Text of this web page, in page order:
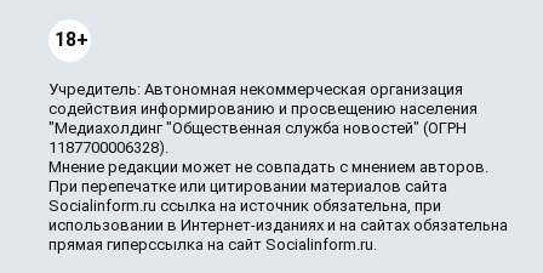
18+
Учредитель: Автономная некоммерческая организация
содействия информированию и просвещению населения
"Медиахолдинг "Общественная служба новостей" (ОГРН
1187700006328).
Мнение редакции может не совпадать с мнением авторов.
При перепечатке или цитировании материалов сайта
Socialinform.ru ссылка на источник обязательна, при
использовании в Интернет-изданиях и на сайтах обязательна
прямая гиперссылка на сайт Socialinform.ru.